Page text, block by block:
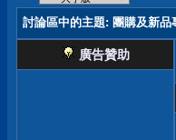
討論區中的主題: 團購及新品
廣告贊助